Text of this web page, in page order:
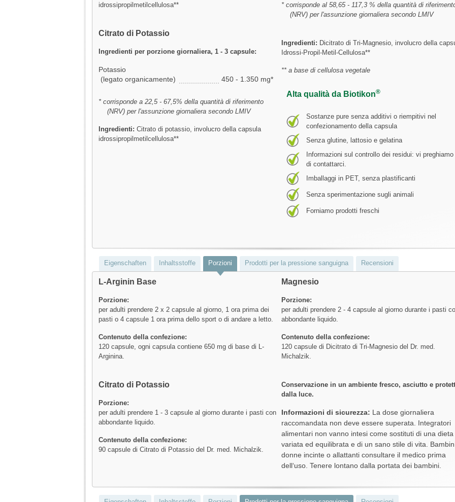
idrossipropilmetilcellulosa**
Citrato di Potassio
Ingredienti per porzione giornaliera, 1 - 3 capsule:
Potassio
(legato organicamente)
450 - 1.350 mg*
* corrisponde a 22,5 - 67,5% della quantità di riferimento
(NRV) per l'assunzione giornaliera secondo LMIV
Ingredienti: Citrato di potassio, involucro della capsula
idrossipropilmetilcellulosa**
* corrisponde al 58,65 - 117,3 % della quantità di
(NRV) per l'assunzione giornaliera secondo LMIV
Ingredienti: Dicitrato di Tri-Magnesio, involucro della
Idrossi-Propil-Metil-Cellulosa**
** a base di cellulosa vegetale
Alta qualità da Biotikon®
Sostanze pure senza additivi o riempitivi nel
confezionamento della capsula
Senza glutine, lattosio e gelatina
Informazioni sul controllo dei residui: vi preghiamo
di contattarci.
Imballaggi in PET, senza plastificanti
Senza sperimentazione sugli animali
Forniamo prodotti freschi
Eigenschaften Inhaltsstoffe Porzioni Prodotti per la pressione sanguigna Recensioni
L-Arginin Base
Porzione:
per adulti prendere 2 x 2 capsule al giorno, 1 ora prima dei
pasti o 4 capsule 1 ora prima dello sport o di andare a letto.
Contenuto della confezione:
120 capsule, ogni capsula contiene 650 mg di base di L-
Arginina.
Citrato di Potassio
Porzione:
per adulti prendere 1 - 3 capsule al giorno durante i pasti con
abbondante liquido.
Contenuto della confezione:
90 capsule di Citrato di Potassio del Dr. med. Michalzik.
Magnesio
Porzione:
per adulti prendere 2 - 4 capsule al giorno durante i pasti
abbondante liquido.
Contenuto della confezione:
120 capsule di Dicitrato di Tri-Magnesio del Dr. med.
Michalzik.
Conservazione in un ambiente fresco, asciutto e
dalla luce.
Informazioni di sicurezza: La dose giornaliera
raccomandata non deve essere superata. Integratori
alimentari non vanno intesi come sostituti di una dieta
variata ed equilibrata e di un sano stile di vita.
donne incinte o allattanti consultare il medico prima
dell‘uso. Tenere lontano dalla portata dei bambini.